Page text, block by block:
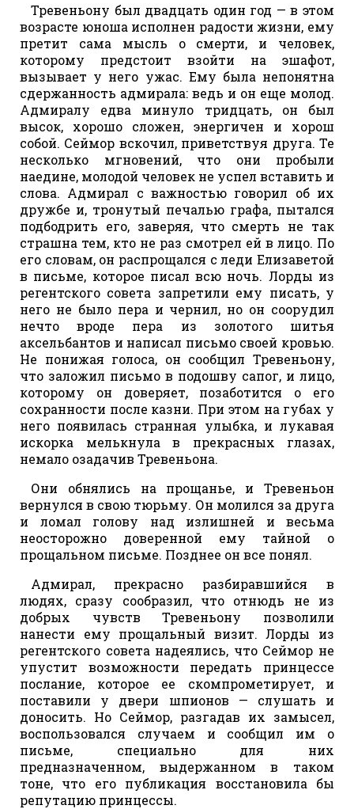
Тревеньону был двадцать один год — в этом
возрасте юноша исполнен радости жизни, ему
претит сама мысль о смерти, и человек,
которому предстоит взойти на эшафот,
вызывает у него ужас. Ему была непонятна
сдержанность адмирала: ведь и он еще молод.
Адмиралу едва минуло тридцать, он был
высок, хорошо сложен, энергичен и хорош
собой. Сеймор вскочил, приветствуя друга. Те
несколько мгновений, что они пробыли
наедине, молодой человек не успел вставить и
слова. Адмирал с важностью говорил об их
дружбе и, тронутый печалью графа, пытался
подбодрить его, заверяя, что смерть не так
страшна тем, кто не раз смотрел ей в лицо. По
его словам, он распрощался с леди Елизаветой
в письме, которое писал всю ночь. Лорды из
регентского совета запретили ему писать, у
него не было пера и чернил, но он соорудил
нечто вроде пера из золотого шитья
аксельбантов и написал письмо своей кровью.
Не понижая голоса, он сообщил Тревеньону,
что заложил письмо в подошву сапог, и лицо,
которому он доверяет, позаботится о его
сохранности после казни. При этом на губах у
него появилась странная улыбка, и лукавая
искорка мелькнула в прекрасных глазах,
немало озадачив Тревеньона.
Они обнялись на прощанье, и Тревеньон
вернулся в свою тюрьму. Он молился за друга
и ломал голову над излишней и весьма
неосторожно доверенной ему тайной о
прощальном письме. Позднее он все понял.
Адмирал, прекрасно разбиравшийся в
людях, сразу сообразил, что отнюдь не из
добрых чувств Тревеньону позволили
нанести ему прощальный визит. Лорды из
регентского совета надеялись, что Сеймор не
упустит возможности передать принцессе
послание, которое ее скомпрометирует, и
поставили у двери шпионов — слушать и
доносить. Но Сеймор, разгадав их замысел,
воспользовался случаем и сообщил им о
письме, специально для них
предназначенном, выдержанном в таком
тоне, что его публикация восстановила бы
репутацию принцессы.